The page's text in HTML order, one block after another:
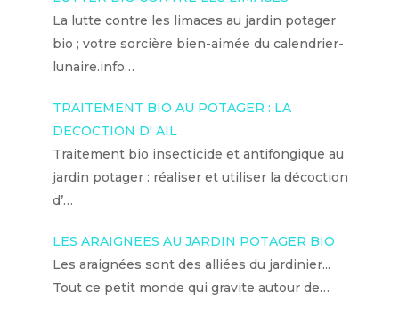
La lutte contre les limaces au jardin potager
bio ; votre sorcière bien-aimée du calendrier-
lunaire.info…
TRAITEMENT BIO AU POTAGER : LA
DECOCTION D' AIL
Traitement bio insecticide et antifongique au
jardin potager : réaliser et utiliser la décoction
d’…
LES ARAIGNEES AU JARDIN POTAGER BIO
Les araignées sont des alliées du jardinier...
Tout ce petit monde qui gravite autour de…